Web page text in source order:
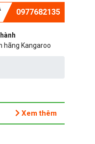
0977682135
hãng Kangaroo
Xem thêm